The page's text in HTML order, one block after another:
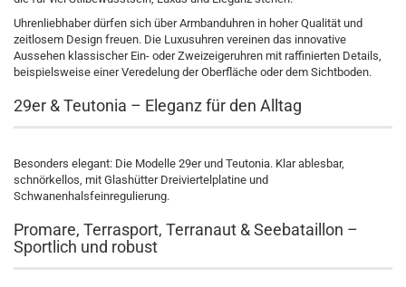
Uhrenliebhaber dürfen sich über Armbanduhren in hoher Qualität und
zeitlosem Design freuen. Die Luxusuhren vereinen das innovative
Aussehen klassischer Ein- oder Zweizeigeruhren mit raffinierten Details,
beispielsweise einer Veredelung der Oberfläche oder dem Sichtboden.
29er & Teutonia – Eleganz für den Alltag
Besonders elegant: Die Modelle 29er und Teutonia. Klar ablesbar,
schnörkellos, mit Glashütter Dreiviertelplatine und
Schwanenhalsfeinregulierung.
Promare, Terrasport, Terranaut & Seebataillon –
Sportlich und robust